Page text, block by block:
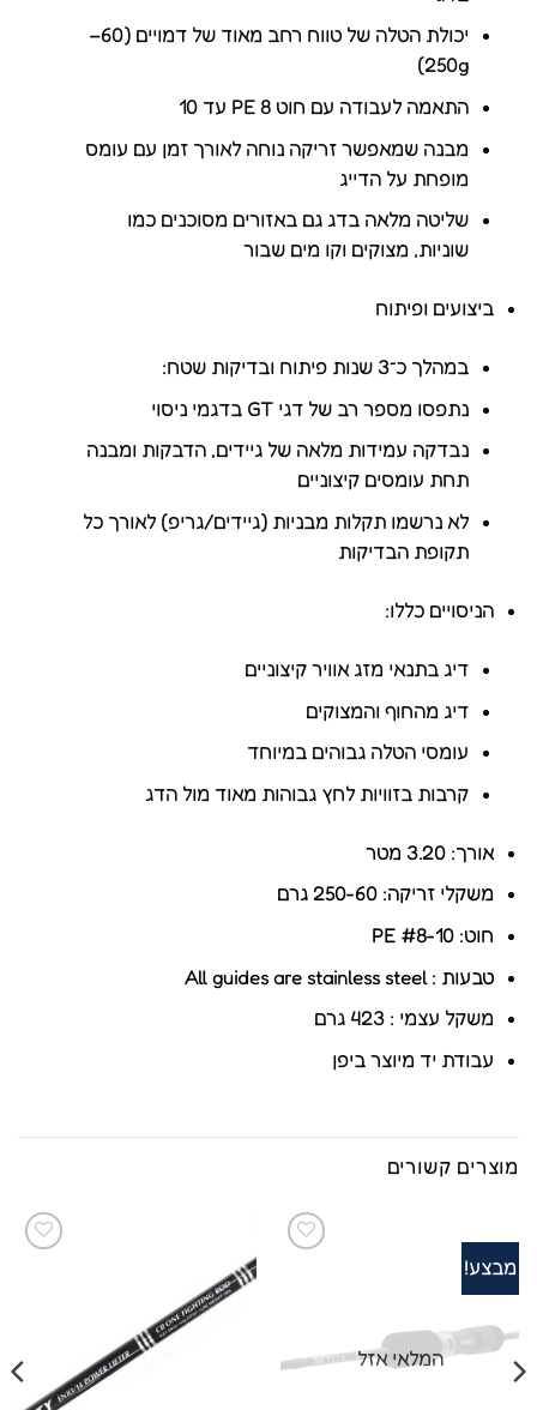
יכולת הטלה של טווח רחב מאוד של דמויים (60–
250g)
התאמה לעבודה עם חוט PE 8 עד 10
מבנה שמאפשר זריקה נוחה לאורך זמן עם עומס
מופחת על הדייג
שליטה מלאה בדג גם באזורים מסוכנים כמו
שוניות, מצוקים וקו מים שבור
ביצועים ופיתוח
במהלך כ־3 שנות פיתוח ובדיקות שטח:
נתפסו מספר רב של דגי GT בדגמי ניסוי
נבדקה עמידות מלאה של גיידים, הדבקות ומבנה
תחת עומסים קיצוניים
לא נרשמו תקלות מבניות (גיידים/גריפ) לאורך כל
תקופת הבדיקות
הניסויים כללו:
דיג בתנאי מזג אוויר קיצוניים
דיג מהחוף והמצוקים
עומסי הטלה גבוהים במיוחד
קרבות בזוויות לחץ גבוהות מאוד מול הדג
אורך: 3.20 מטר
משקלי זריקה: 250-60 גרם
חוט: PE #8-10
טבעות : All guides are stainless steel
משקל עצמי : 423 גרם
עבודת יד מיוצר ביפן
מוצרים קשורים
מבצע!
המלאי אזל